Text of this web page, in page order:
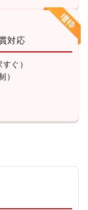
対応
ぐ）
）